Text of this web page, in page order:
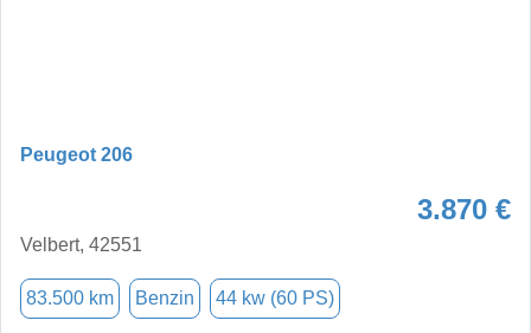
Peugeot 206
3.870 €
Velbert, 42551
83.500 km Benzin 44 kw (60 PS)